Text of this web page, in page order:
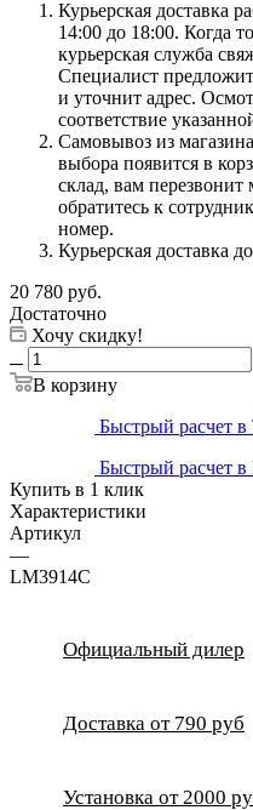
Курьерская доставка
14:00 до 18:00. Когда
курьерская служба
Специалист
и уточнит адрес.
соответствие
Самовывоз из
выбора появится в
склад, вам перезвонит
обратитесь к
номер.
Курьерская доставка
20 780 руб.
Достаточно
Хочу скидку!
В корзину
Быстрый расчет в
Быстрый расчет в
Купить в 1 клик
Характеристики
Артикул
—
LM3914C
Официальный дилер
Доставка от 790 руб
Установка от 2000